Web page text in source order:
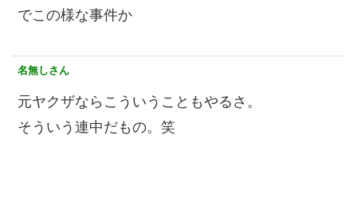
でこの様な事件か
名無しさん
元ヤクザならこういうこともやるさ。
そういう連中だもの。笑